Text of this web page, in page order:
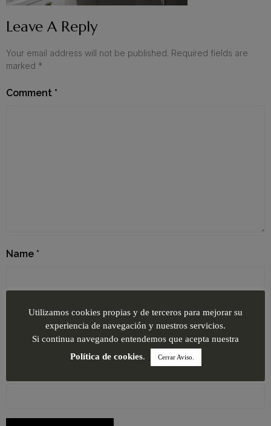
Leave A Reply
Your email address will not be published. Required fields are
marked *
Comment *
Name *
Email*
Utilizamos cookies propias y de terceros para mejorar su
experiencia de navegación y nuestros servicios.
Si continua navegando entendemos que acepta nuestra
Política de cookies. Cerrar Aviso.